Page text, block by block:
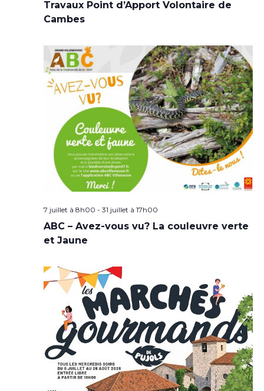
Travaux Point d’Apport Volontaire de
Cambes
7 juillet à 8h00 - 31 juillet à 17h00
ABC – Avez-vous vu? La couleuvre verte
et Jaune